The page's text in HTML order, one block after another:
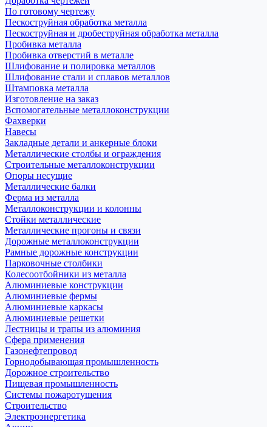
По готовому чертежу
Пескоструйная обработка металла
Пескоструйная и дробеструйная обработка металла
Пробивка металла
Пробивка отверстий в металле
Шлифование и полировка металлов
Шлифование стали и сплавов металлов
Штамповка металла
Изготовление на заказ
Вспомогательные металлоконструкции
Фахверки
Навесы
Закладные детали и анкерные блоки
Металлические столбы и ограждения
Строительные металлоконструкции
Опоры несущие
Металлические балки
Ферма из металла
Металлоконструкции и колонны
Стойки металлические
Металлические прогоны и связи
Дорожные металлоконструкции
Рамные дорожные конструкции
Парковочные столбики
Колесоотбойники из металла
Алюминиевые конструкции
Алюминиевые фермы
Алюминиевые каркасы
Алюминиевые решетки
Лестницы и трапы из алюминия
Сфера применения
Газонефтепровод
Горнодобывающая промышленность
Дорожное строительство
Пищевая промышленность
Системы пожаротушения
Строительство
Электроэнергетика